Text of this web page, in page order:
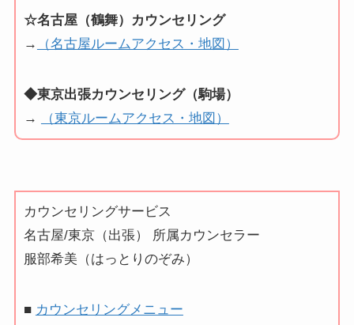
☆名古屋（鶴舞）カウンセリング
→
（名古屋ルームアクセス・地図）
◆東京出張カウンセリング（駒場）
→
（東京ルームアクセス・地図）
カウンセリングサービス
名古屋/東京（出張） 所属カウンセラー
服部希美（はっとりのぞみ）
■ カウンセリングメニュー